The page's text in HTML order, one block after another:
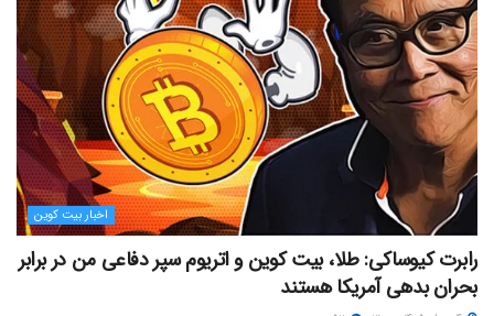
اخبار بیت کوین
رابرت کیوساکی: طلا، بیت کوین و اتریوم سپر دفاعی من در برابر
بحران بدهی آمریکا هستند